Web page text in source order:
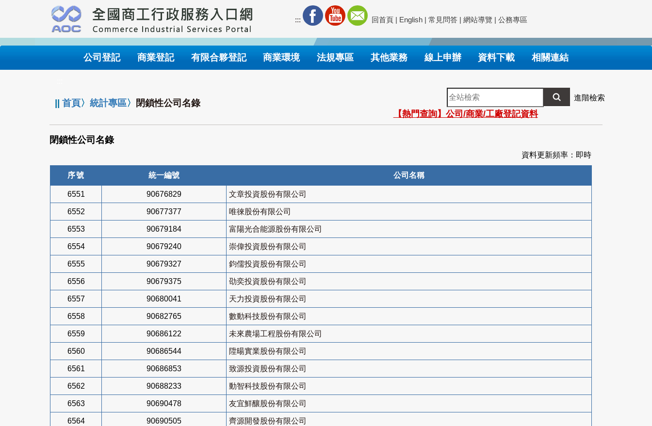
要
內
::: 回首頁 | English | 常見問答 | 網站導覽 | 公務專區
公司登記 商業登記 有限合夥登記 商業環境 法規專區 其他業務 線上申辦 資料下載 相關連結
||首頁〉統計專區〉 閉鎖性公司名錄
全
站
檢
索
進階檢索
【熱門查詢】公司/商業/工廠登記資料
閉鎖性公司名錄
資料更新頻率：即時
序號 統一編號 公司名稱
6551 90676829 文章投資股份有限公司
6552 90677377 唯徠股份有限公司
6553 90679184 富陽光合能源股份有限公司
6554 90679240 崇偉投資股份有限公司
6555 90679327 鈞儒投資股份有限公司
6556 90679375 劭奕投資股份有限公司
6557 90680041 天力投資股份有限公司
6558 90682765 數動科技股份有限公司
6559 90686122 未來農場工程股份有限公司
6560 90686544 陞暘實業股份有限公司
6561 90686853 致源投資股份有限公司
6562 90688233 動智科技股份有限公司
6563 90690478 友宜鮮釀股份有限公司
6564 90690505 齊源開發股份有限公司